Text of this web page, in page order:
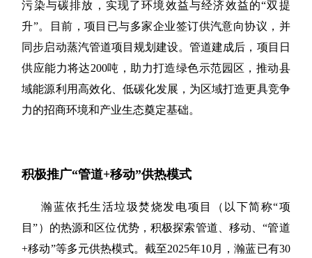
污染与碳排放，实现了环境效益与经济效益的“双提
升”。目前，项目已与多家企业签订供汽意向协议，并
同步启动蒸汽管道项目规划建设。管道建成后，项目日
供应能力将达200吨，助力打造绿色示范园区，推动县
域能源利用高效化、低碳化发展，为区域打造更具竞争
力的招商环境和产业生态奠定基础。
积极推广“管道+移动”供热模式
瀚蓝依托生活垃圾焚烧发电项目（以下简称“项
目”）的热源和区位优势，积极探索管道、移动、“管道
+移动”等多元供热模式。截至2025年10月，瀚蓝已有30